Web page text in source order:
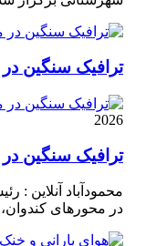
ترافیک سنگین
2026
ترافیک سنگین
محمودآباد آنلاین :
در محور‌های